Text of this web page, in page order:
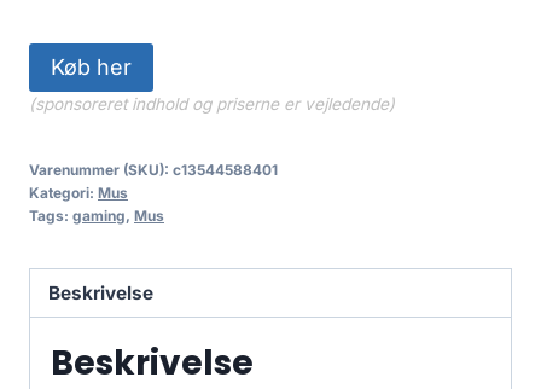
Køb her
(sponsoreret indhold og priserne er vejledende)
Varenummer (SKU): c13544588401
Kategori: Mus
Tags: gaming, Mus
Beskrivelse
Beskrivelse